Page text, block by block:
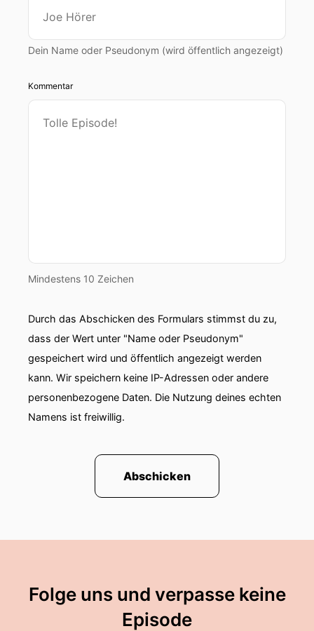
Dein Name oder Pseudonym (wird öffentlich angezeigt)
Kommentar
Mindestens 10 Zeichen
Durch das Abschicken des Formulars stimmst du zu,
dass der Wert unter "Name oder Pseudonym"
gespeichert wird und öffentlich angezeigt werden
kann. Wir speichern keine IP-Adressen oder andere
personenbezogene Daten. Die Nutzung deines echten
Namens ist freiwillig.
Abschicken
Folge uns und verpasse keine
Episode